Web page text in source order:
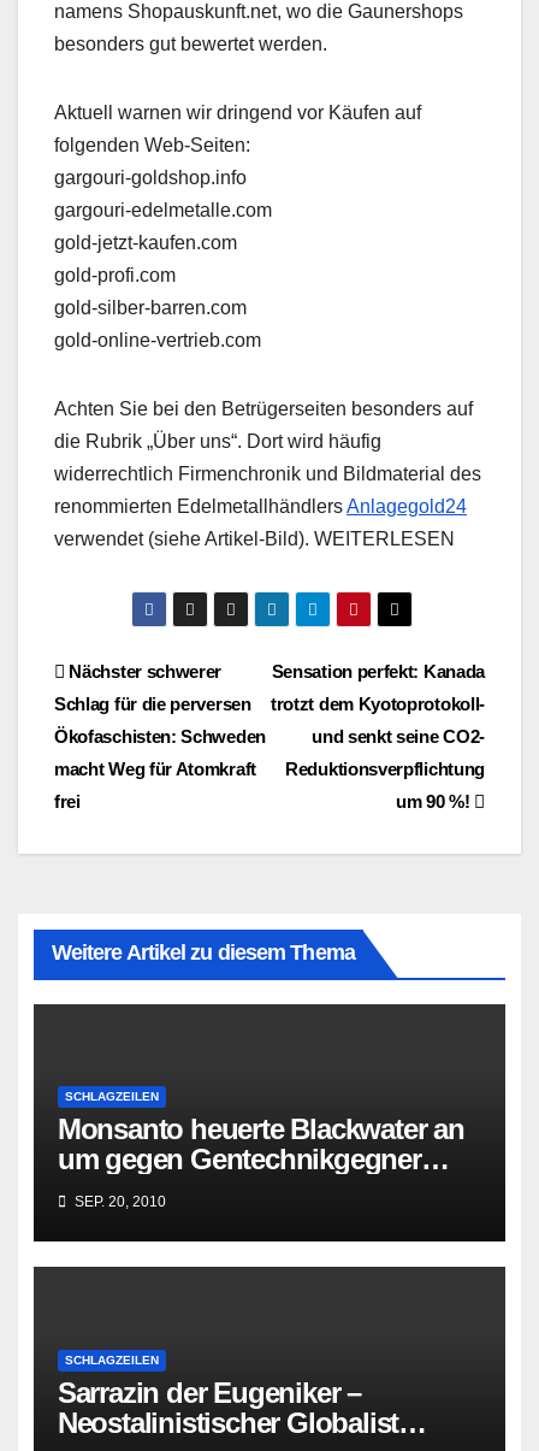
namens Shopauskunft.net, wo die Gaunershops
besonders gut bewertet werden.
Aktuell warnen wir dringend vor Käufen auf
folgenden Web-Seiten:
gargouri-goldshop.info
gargouri-edelmetalle.com
gold-jetzt-kaufen.com
gold-profi.com
gold-silber-barren.com
gold-online-vertrieb.com
Achten Sie bei den Betrügerseiten besonders auf
die Rubrik „Über uns“. Dort wird häufig
widerrechtlich Firmenchronik und Bildmaterial des
renommierten EdelmetallhändlersAnlagegold24
verwendet (siehe Artikel-Bild). WEITERLESEN
BeitragsnavigationSensation perfekt: Kanada
trotzt dem Kyotoprotokoll-
und senkt seine CO2-
Reduktionsverpflichtung
um 90 %!
Nächster schwerer
Schlag für die perversen
Ökofaschisten: Schweden
macht Weg für Atomkraft
frei
Weitere Artikel zu diesem Thema
SCHLAGZEILEN
Monsanto heuerte Blackwater an
um gegen Gentechnikgegner
vorzugehen
SEP. 20, 2010
SCHLAGZEILEN
Sarrazin der Eugeniker –
Neostalinistischer Globalist